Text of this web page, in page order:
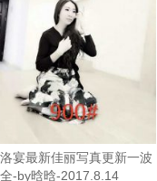
洛宴最新佳丽写真更新一波
全-by晗晗-2017.8.14